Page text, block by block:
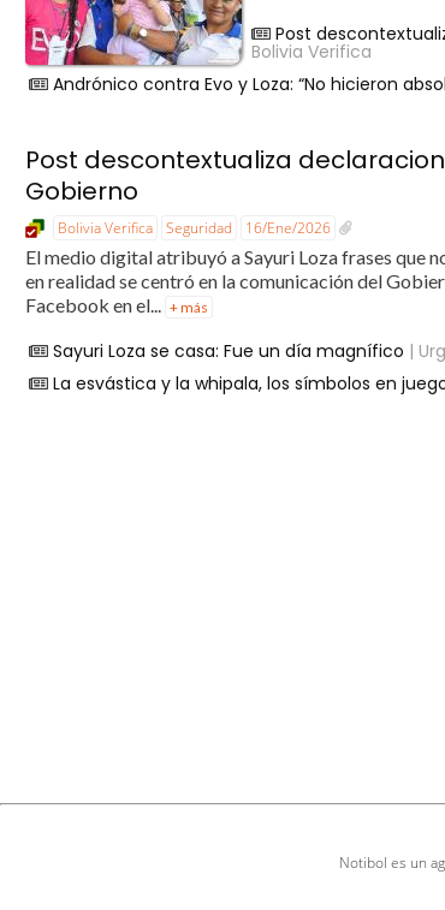
Post
Bolivia Verifica
Andrónico contra Evo y Loza: “No hicieron
Post descontextualiza
Gobierno
Bolivia Verifica Seguridad 16/Ene/2026
El medio digital atribuyó a Sayuri Loza frases que
en realidad se centró en la comunicación del
Facebook en el... + más
Sayuri Loza se casa: Fue un día magnífico |
La esvástica y la whipala, los símbolos en
Notibol es un